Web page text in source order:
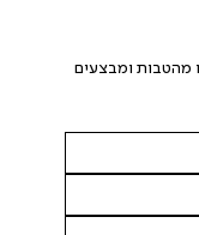
הצטרפו חינם למועדון הלקוחות שלנו ותהנו מהטבות ומבצעים